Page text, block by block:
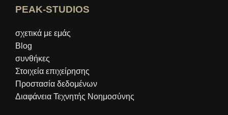
PEAK-STUDIOS
σχετικά με εμάς
Blog
συνθήκες
Στοιχεία επιχείρησης
Προστασία δεδομένων
Διαφάνεια Τεχνητής Νοημοσύνης